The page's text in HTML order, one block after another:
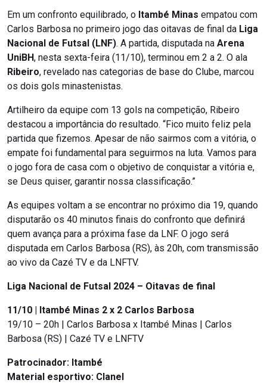
Em um confronto equilibrado, o Itambé Minas empatou com
Carlos Barbosa no primeiro jogo das oitavas de final da Liga
Nacional de Futsal (LNF). A partida, disputada na Arena
UniBH, nesta sexta-feira (11/10), terminou em 2 a 2. O ala
Ribeiro, revelado nas categorias de base do Clube, marcou
os dois gols minastenistas.
Artilheiro da equipe com 13 gols na competição, Ribeiro
destacou a importância do resultado. “Fico muito feliz pela
partida que fizemos. Apesar de não sairmos com a vitória, o
empate foi fundamental para seguirmos na luta. Vamos para
o jogo fora de casa com o objetivo de conquistar a vitória e,
se Deus quiser, garantir nossa classificação.”
As equipes voltam a se encontrar no próximo dia 19, quando
disputarão os 40 minutos finais do confronto que definirá
quem avança para a próxima fase da LNF. O jogo será
disputada em Carlos Barbosa (RS), às 20h, com transmissão
ao vivo da Cazé TV e da LNFTV.
Liga Nacional de Futsal 2024 – Oitavas de final
11/10 | Itambé Minas 2 x 2 Carlos Barbosa
19/10 – 20h | Carlos Barbosa x Itambé Minas | Carlos
Barbosa (RS) | Cazé TV e LNFTV
Patrocinador: Itambé
Material esportivo: Clanel